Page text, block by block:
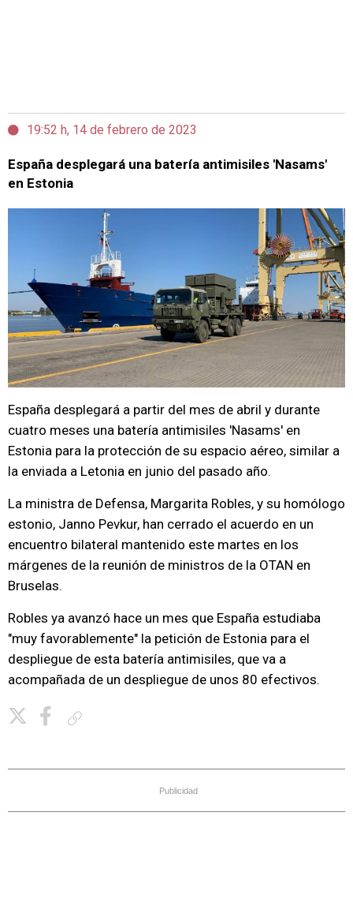
19:52 h, 14 de febrero de 2023
España desplegará una batería antimisiles 'Nasams'
en Estonia
España desplegará a partir del mes de abril y durante
cuatro meses una batería antimisiles 'Nasams' en
Estonia para la protección de su espacio aéreo, similar a
la enviada a Letonia en junio del pasado año.
La ministra de Defensa, Margarita Robles, y su homólogo
estonio, Janno Pevkur, han cerrado el acuerdo en un
encuentro bilateral mantenido este martes en los
márgenes de la reunión de ministros de la OTAN en
Bruselas.
Robles ya avanzó hace un mes que España estudiaba
"muy favorablemente" la petición de Estonia para el
despliegue de esta batería antimisiles, que va a
acompañada de un despliegue de unos 80 efectivos.
Publicidad